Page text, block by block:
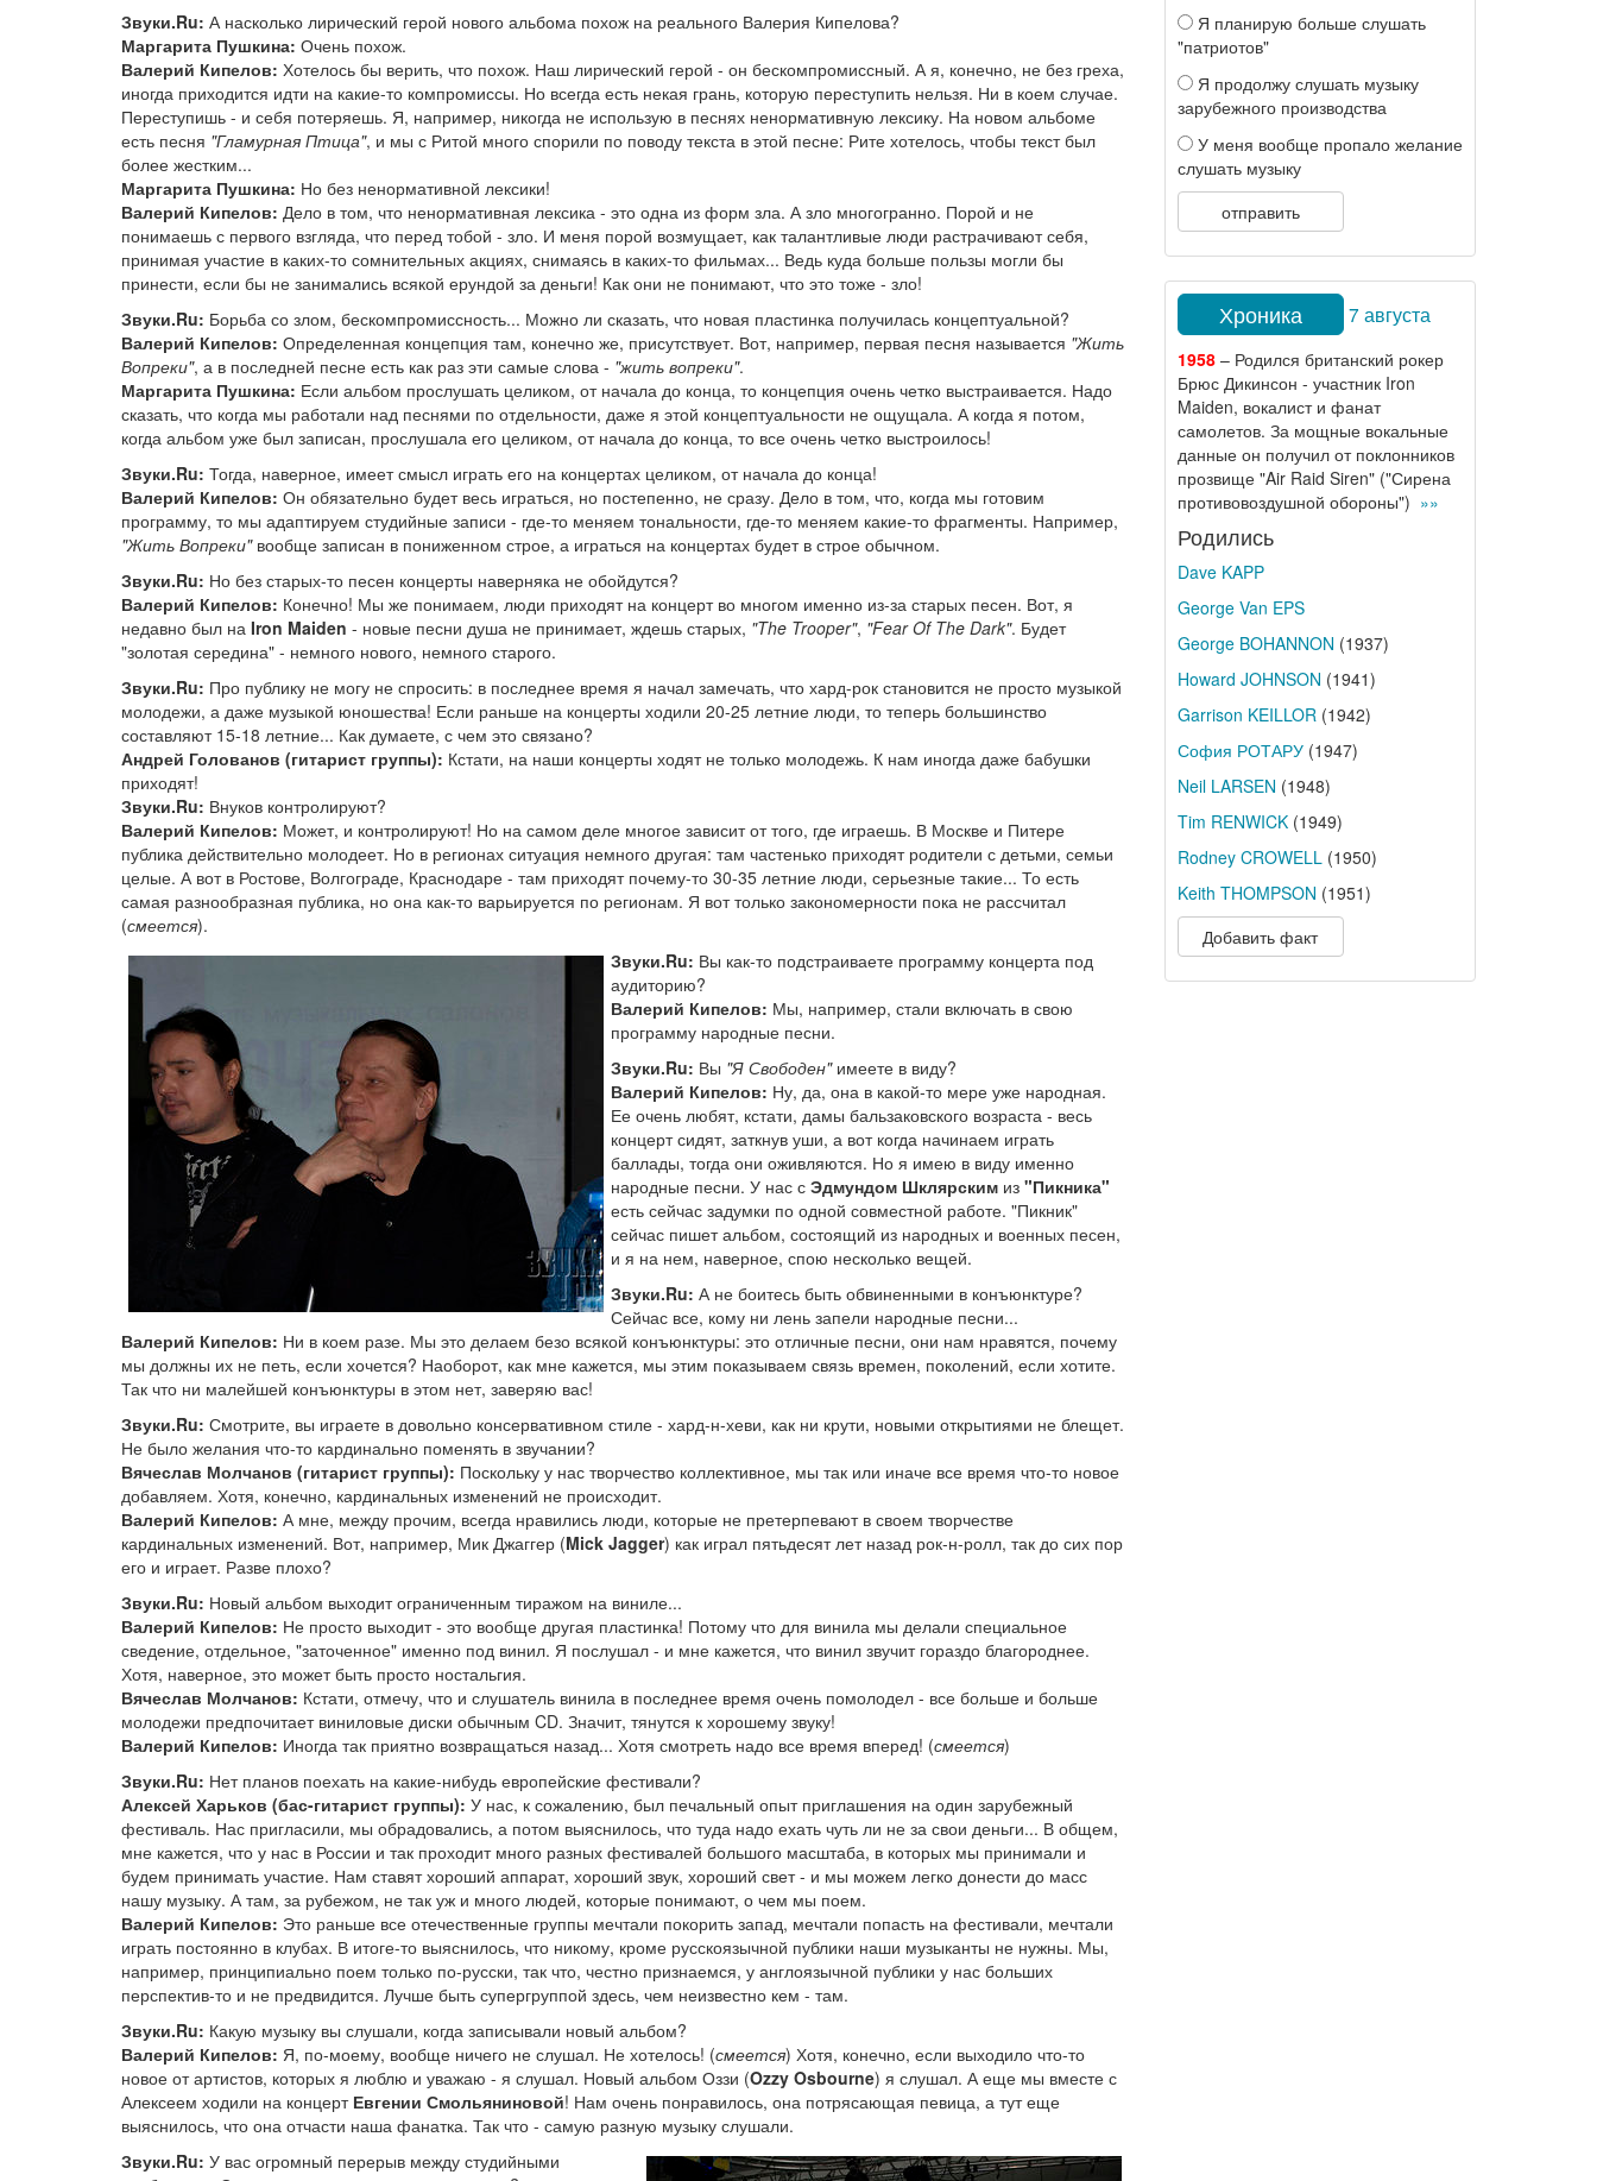
Звуки.Ru: А насколько лирический герой нового альбома похож на реального Валерия Кипелова?
Маргарита Пушкина: Очень похож.
Валерий Кипелов: Хотелось бы верить, что похож. Наш лирический герой - он бескомпромиссный. А я, конечно, не без греха,
иногда приходится идти на какие-то компромиссы. Но всегда есть некая грань, которую переступить нельзя. Ни в коем случае.
Переступишь - и себя потеряешь. Я, например, никогда не использую в песнях ненормативную лексику. На новом альбоме
есть песня "Гламурная Птица", и мы с Ритой много спорили по поводу текста в этой песне: Рите хотелось, чтобы текст был
более жестким...
Маргарита Пушкина: Но без ненормативной лексики!
Валерий Кипелов: Дело в том, что ненормативная лексика - это одна из форм зла. А зло многогранно. Порой и не
понимаешь с первого взгляда, что перед тобой - зло. И меня порой возмущает, как талантливые люди растрачивают себя,
принимая участие в каких-то сомнительных акциях, снимаясь в каких-то фильмах... Ведь куда больше пользы могли бы
принести, если бы не занимались всякой ерундой за деньги! Как они не понимают, что это тоже - зло!
Звуки.Ru: Борьба со злом, бескомпромиссность... Можно ли сказать, что новая пластинка получилась концептуальной?
Валерий Кипелов: Определенная концепция там, конечно же, присутствует. Вот, например, первая песня называется "Жить
Вопреки", а в последней песне есть как раз эти самые слова - "жить вопреки".
Маргарита Пушкина: Если альбом прослушать целиком, от начала до конца, то концепция очень четко выстраивается. Надо
сказать, что когда мы работали над песнями по отдельности, даже я этой концептуальности не ощущала. А когда я потом,
когда альбом уже был записан, прослушала его целиком, от начала до конца, то все очень четко выстроилось!
Звуки.Ru: Тогда, наверное, имеет смысл играть его на концертах целиком, от начала до конца!
Валерий Кипелов: Он обязательно будет весь играться, но постепенно, не сразу. Дело в том, что, когда мы готовим
программу, то мы адаптируем студийные записи - где-то меняем тональности, где-то меняем какие-то фрагменты. Например,
"Жить Вопреки"вообще записан в пониженном строе, а играться на концертах будет в строе обычном.
Звуки.Ru: Но без старых-то песен концерты наверняка не обойдутся?
Валерий Кипелов: Конечно! Мы же понимаем, люди приходят на концерт во многом именно из-за старых песен. Вот, я
недавно был на Iron Maiden - новые песни душа не принимает, ждешь старых, "The Trooper", "Fear Of The Dark". Будет
"золотая середина" - немного нового, немного старого.
Звуки.Ru: Про публику не могу не спросить: в последнее время я начал замечать, что хард-рок становится не просто музыкой
молодежи, а даже музыкой юношества! Если раньше на концерты ходили 20-25 летние люди, то теперь большинство
составляют 15-18 летние... Как думаете, с чем это связано?
Андрей Голованов (гитарист группы): Кстати, на наши концерты ходят не только молодежь. К нам иногда даже бабушки
приходят!
Звуки.Ru: Внуков контролируют?
Валерий Кипелов: Может, и контролируют! Но на самом деле многое зависит от того, где играешь. В Москве и Питере
публика действительно молодеет. Но в регионах ситуация немного другая: там частенько приходят родители с детьми, семьи
целые. А вот в Ростове, Волгограде, Краснодаре - там приходят почему-то 30-35 летние люди, серьезные такие... То есть
самая разнообразная публика, но она как-то варьируется по регионам. Я вот только закономерности пока не рассчитал
(смеется).
Звуки.Ru: Вы как-то подстраиваете программу концерта под
аудиторию?
Валерий Кипелов: Мы, например, стали включать в свою
программу народные песни.
Звуки.Ru: Вы "Я Свободен"имеете в виду?
Валерий Кипелов: Ну, да, она в какой-то мере уже народная.
Ее очень любят, кстати, дамы бальзаковского возраста - весь
концерт сидят, заткнув уши, а вот когда начинаем играть
баллады, тогда они оживляются. Но я имею в виду именно
народные песни. У нас с Эдмундом Шклярским из "Пикника"
есть сейчас задумки по одной совместной работе. "Пикник"
сейчас пишет альбом, состоящий из народных и военных песен,
и я на нем, наверное, спою несколько вещей.
Звуки.Ru: А не боитесь быть обвиненными в конъюнктуре?
Сейчас все, кому ни лень запели народные песни...
Валерий Кипелов: Ни в коем разе. Мы это делаем безо всякой конъюнктуры: это отличные песни, они нам нравятся, почему
мы должны их не петь, если хочется? Наоборот, как мне кажется, мы этим показываем связь времен, поколений, если хотите.
Так что ни малейшей конъюнктуры в этом нет, заверяю вас!
Звуки.Ru: Смотрите, вы играете в довольно консервативном стиле - хард-н-хеви, как ни крути, новыми открытиями не блещет.
Не было желания что-то кардинально поменять в звучании?
Вячеслав Молчанов (гитарист группы): Поскольку у нас творчество коллективное, мы так или иначе все время что-то новое
добавляем. Хотя, конечно, кардинальных изменений не происходит.
Валерий Кипелов: А мне, между прочим, всегда нравились люди, которые не претерпевают в своем творчестве
кардинальных изменений. Вот, например, Мик Джаггер (Mick Jagger) как играл пятьдесят лет назад рок-н-ролл, так до сих пор
его и играет. Разве плохо?
Звуки.Ru: Новый альбом выходит ограниченным тиражом на виниле...
Валерий Кипелов: Не просто выходит - это вообще другая пластинка! Потому что для винила мы делали специальное
сведение, отдельное, "заточенное" именно под винил. Я послушал - и мне кажется, что винил звучит гораздо благороднее.
Хотя, наверное, это может быть просто ностальгия.
Вячеслав Молчанов: Кстати, отмечу, что и слушатель винила в последнее время очень помолодел - все больше и больше
молодежи предпочитает виниловые диски обычным CD. Значит, тянутся к хорошему звуку!
Валерий Кипелов: Иногда так приятно возвращаться назад... Хотя смотреть надо все время вперед! (смеется)
Звуки.Ru: Нет планов поехать на какие-нибудь европейские фестивали?
Алексей Харьков (бас-гитарист группы): У нас, к сожалению, был печальный опыт приглашения на один зарубежный
фестиваль. Нас пригласили, мы обрадовались, а потом выяснилось, что туда надо ехать чуть ли не за свои деньги... В общем,
мне кажется, что у нас в России и так проходит много разных фестивалей большого масштаба, в которых мы принимали и
будем принимать участие. Нам ставят хороший аппарат, хороший звук, хороший свет - и мы можем легко донести до масс
нашу музыку. А там, за рубежом, не так уж и много людей, которые понимают, о чем мы поем.
Валерий Кипелов: Это раньше все отечественные группы мечтали покорить запад, мечтали попасть на фестивали, мечтали
играть постоянно в клубах. В итоге-то выяснилось, что никому, кроме русскоязычной публики наши музыканты не нужны. Мы,
например, принципиально поем только по-русски, так что, честно признаемся, у англоязычной публики у нас больших
перспектив-то и не предвидится. Лучше быть супергруппой здесь, чем неизвестно кем - там.
Звуки.Ru: Какую музыку вы слушали, когда записывали новый альбом?
Валерий Кипелов: Я, по-моему, вообще ничего не слушал. Не хотелось! (смеется) Хотя, конечно, если выходило что-то
новое от артистов, которых я люблю и уважаю - я слушал. Новый альбом Оззи (Ozzy Osbourne) я слушал. А еще мы вместе с
Алексеем ходили на концерт Евгении Смольяниновой! Нам очень понравилось, она потрясающая певица, а тут еще
выяснилось, что она отчасти наша фанатка. Так что - самую разную музыку слушали.
Звуки.Ru: У вас огромный перерыв между студийными
Я планирую больше слушать
"патриотов"
Я продолжу слушать музыку
зарубежного производства
У меня вообще пропало желание
слушать музыку
отправить
Хроника 7 августа
1958– Родился британский рокер
Брюс Дикинсон - участник Iron
Maiden, вокалист и фанат
самолетов. За мощные вокальные
данные он получил от поклонников
прозвище "Air Raid Siren" ("Сирена
противовоздушной обороны") »»
Родились
Dave KAPP
George Van EPS
George BOHANNON (1937)
Howard JOHNSON (1941)
Garrison KEILLOR(1942)
София РОТАРУ(1947)
Neil LARSEN (1948)
Tim RENWICK(1949)
Rodney CROWELL(1950)
Keith THOMPSON (1951)
Добавить факт